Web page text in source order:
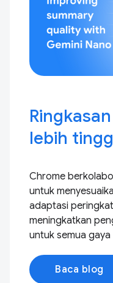
lebih
Chrome
untuk
adaptasi
meningkatkan
untuk semua
Baca blog